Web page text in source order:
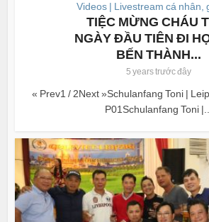
Videos | Livestream cá nhân,
TIỆC MỪNG CHÁU
NGÀY ĐẦU TIÊN ĐI
BẾN THÀNH...
5 years trước đây
« Prev1 / 2Next »Schulanfang Toni |
P01Schulanfang Toni